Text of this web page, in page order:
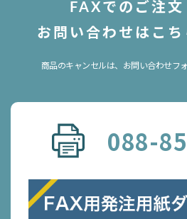
FAXでのご注
お問い合わせはこ
商品のキャンセルは、お問い合わせフ
088-